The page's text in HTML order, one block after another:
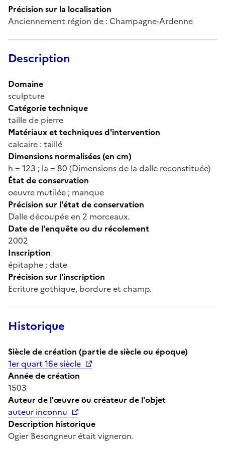
Précision sur la localisation
Anciennement région de : Champagne-Ardenne
Description
Domaine
sculpture
Catégorie technique
taille de pierre
Matériaux et techniques d'intervention
calcaire : taillé
Dimensions normalisées (en cm)
h = 123 ; la = 80 (Dimensions de la dalle reconstituée)
État de conservation
oeuvre mutilée ; manque
Précision sur l'état de conservation
Dalle découpée en 2 morceaux.
Date de l'enquête ou du récolement
2002
Inscription
épitaphe ; date
Précision sur l'inscription
Ecriture gothique, bordure et champ.
Historique
Siècle de création (partie de siècle ou époque)
1er quart 16e siècle
Année de création
1503
Auteur de l'œuvre ou créateur de l'objet
auteur inconnu
Description historique
Ogier Besongneur était vigneron.